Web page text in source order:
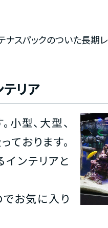
スパックのついた長期レ
リア
型、大型、
ております。
ンテリアと
でお気に入り